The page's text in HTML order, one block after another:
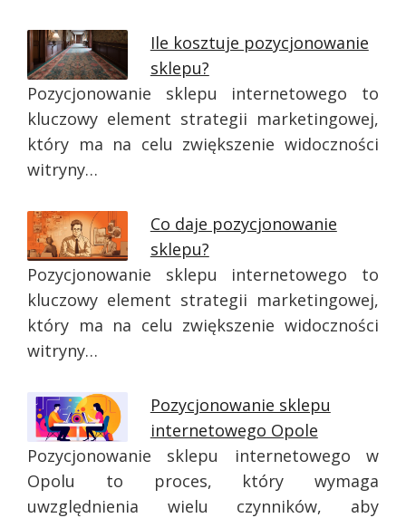
Ile kosztuje pozycjonowanie
sklepu?
Pozycjonowanie sklepu internetowego to
kluczowy element strategii marketingowej,
który ma na celu zwiększenie widoczności
witryny…
Co daje pozycjonowanie
sklepu?
Pozycjonowanie sklepu internetowego to
kluczowy element strategii marketingowej,
który ma na celu zwiększenie widoczności
witryny…
Pozycjonowanie sklepu
internetowego Opole
Pozycjonowanie sklepu internetowego w
Opolu to proces, który wymaga
uwzględnienia wielu czynników, aby